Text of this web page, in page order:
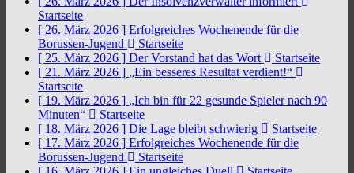
Startseite
[ 26. März 2026 ] Erfolgreiches Wochenende für die
Borussen-Jugend
Startseite
[ 25. März 2026 ] Der Vorstand hat das Wort
Startseite
[ 21. März 2026 ] „Ein besseres Resultat verdient!“
Startseite
[ 19. März 2026 ] „Ich bin für 22 gesunde Spieler nach 90
Minuten“
Startseite
[ 18. März 2026 ] Die Lage bleibt schwierig
Startseite
[ 17. März 2026 ] Erfolgreiches Wochenende für die
Borussen-Jugend
Startseite